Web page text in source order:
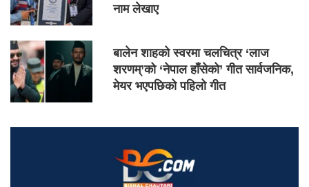
नाम लेखाए
बालेन शाहको स्वरमा चलचित्र ‘लाज
शरणम्’को ‘नेपाल हाँसेको’ गीत सार्वजनिक,
मेयर भएपछिको पहिलो गीत